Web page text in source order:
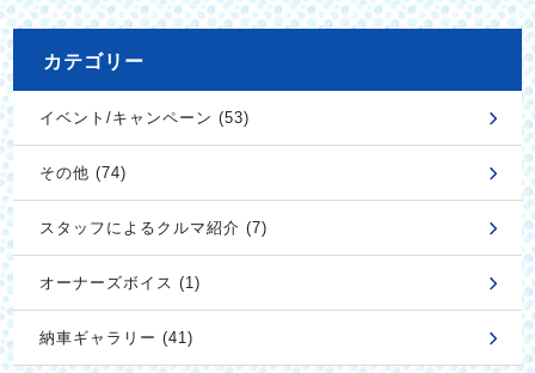
カテゴリー
イベント/キャンペーン (53)
その他 (74)
スタッフによるクルマ紹介 (7)
オーナーズボイス (1)
納車ギャラリー (41)